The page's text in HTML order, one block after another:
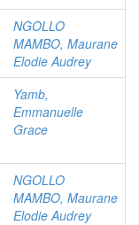
NGOLLO
MAMBO, Maurane
Elodie Audrey
Yamb,
Emmanuelle
Grace
NGOLLO
MAMBO, Maurane
Elodie Audrey